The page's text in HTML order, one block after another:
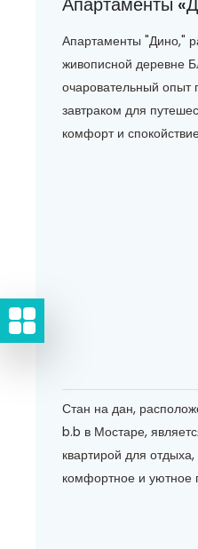
Апартаменты "Дино,"
живописной деревне
очаровательный опыт
завтраком для
комфорт и
Стан на дан,
b.b в Мостаре,
квартирой для
комфортное и уютное